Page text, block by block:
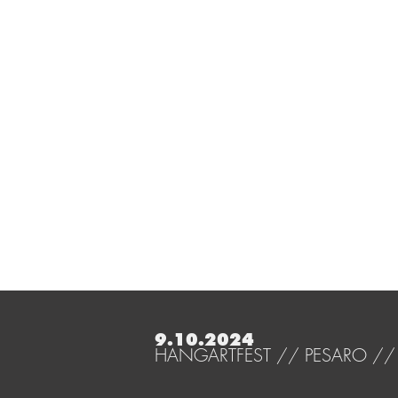
9.10.2024
HANGARTFEST // PESARO //